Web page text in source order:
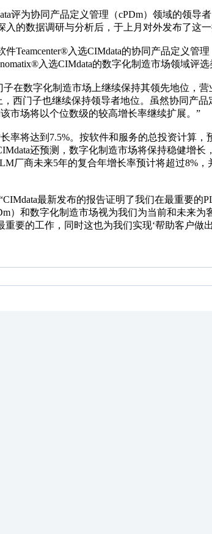
评为协同产品定义管理（cPDm）领域的领导
的数据调研与分析后，于上月对外发布了这一
入选CIMdata的协同产品定义管理
入选CIMdata的数字化制造市场领域评选
在数字化制造市场上继续保持其领先地位，
西门子也继续保持领导者地位。虽然协同产品
市场将以个位数级的较高增长率继续扩展。”
率将达到7.5%。按软件和服务的总投资计算，
还预测，数字化制造市场将保持稳健增长
厂商未来5年的复合年增长率预计将超过8%，
最新发布的报告证明了我们在最重要的
）和数字化制造市场视为我们为当前和未来为
要的工作，同时这也为我们实现‘帮助客户做